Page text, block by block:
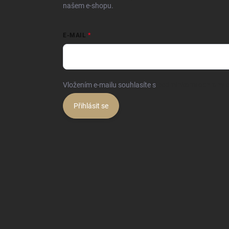
našem e-shopu.
E-MAIL
Vložením e-mailu souhlasíte s
Přihlásit se